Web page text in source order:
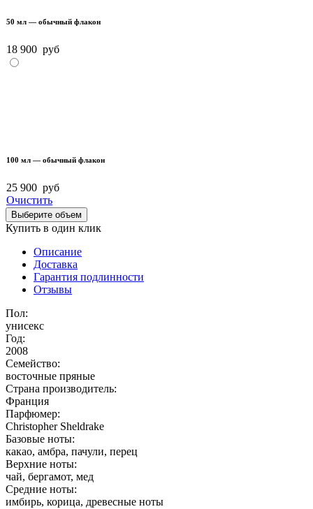
50 мл — обычный флакон
18 900 руб
100 мл — обычный флакон
25 900 руб
Очистить
Выберите объем
Купить в один клик
Описание
Доставка
Гарантия подлинности
Отзывы
Пол:
унисекс
Год:
2008
Семейство:
восточные пряные
Страна производитель:
Франция
Парфюмер:
Christopher Sheldrake
Базовые ноты:
какао, амбра, пачули, перец
Верхние ноты:
чай, бергамот, мед
Средние ноты:
имбирь, корица, древесные ноты